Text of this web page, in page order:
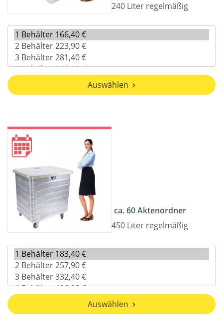
240 Liter regelmäßig
Auswählen
ca. 60 Aktenordner
450 Liter regelmäßig
Auswählen